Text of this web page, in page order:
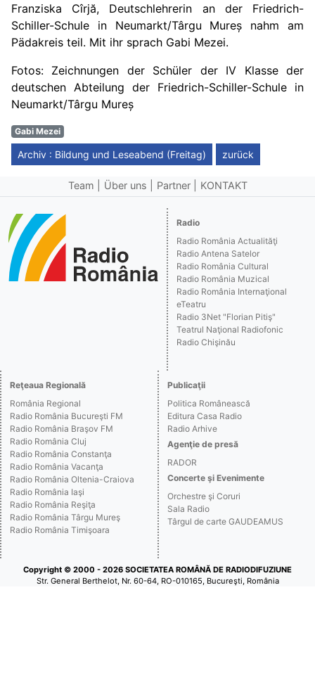
Franziska Cîrjă, Deutschlehrerin an der Friedrich-
Schiller-Schule in Neumarkt/Târgu Mureș nahm am
Pädakreis teil. Mit ihr sprach Gabi Mezei.
Fotos: Zeichnungen der Schüler der IV Klasse der
deutschen Abteilung der Friedrich-Schiller-Schule in
Neumarkt/Târgu Mureș
Gabi Mezei
Archiv : Bildung und Leseabend (Freitag) zurück
Team Über uns Partner KONTAKT
Radio
Radio România Actualităţi
Radio Antena Satelor
Radio România Cultural
Radio România Muzical
Radio România Internaţional
eTeatru
Radio 3Net "Florian Pitiş"
Teatrul Naţional Radiofonic
Radio Chişinău
Reţeaua Regională
România Regional
Radio România Bucureşti FM
Radio România Braşov FM
Radio România Cluj
Radio România Constanţa
Radio România Vacanţa
Radio România Oltenia-Craiova
Radio România Iaşi
Radio România Reşiţa
Radio România Târgu Mureş
Radio România Timişoara
Publicaţii
Politica Românească
Editura Casa Radio
Radio Arhive
Agenţie de presă
RADOR
Concerte şi Evenimente
Orchestre şi Coruri
Sala Radio
Târgul de carte GAUDEAMUS
Copyright © 2000 - 2026 SOCIETATEA ROMÂNĂ DE RADIODIFUZIUNE
Str. General Berthelot, Nr. 60-64, RO-010165, Bucureşti, România